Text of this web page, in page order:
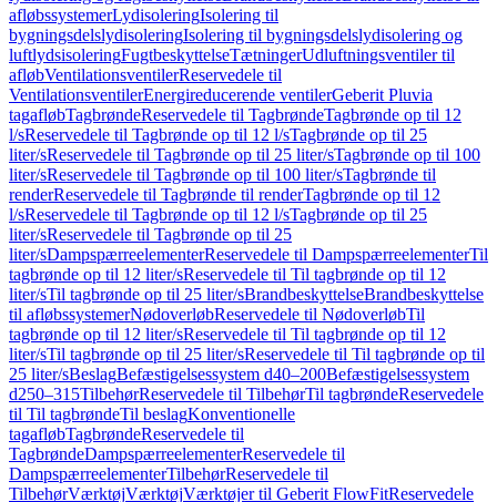
afløbssystemerLydisoleringIsolering til
bygningsdelslydisoleringIsolering til bygningsdelslydisolering og
luftlydsisoleringFugtbeskyttelseTætningerUdluftningsventiler til
afløbVentilationsventilerReservedele til
VentilationsventilerEnergireducerende ventilerGeberit Pluvia
tagafløbTagbrøndeReservedele til TagbrøndeTagbrønde op til 12
l/sReservedele til Tagbrønde op til 12 l/sTagbrønde op til 25
liter/sReservedele til Tagbrønde op til 25 liter/sTagbrønde op til 100
liter/sReservedele til Tagbrønde op til 100 liter/sTagbrønde til
renderReservedele til Tagbrønde til renderTagbrønde op til 12
l/sReservedele til Tagbrønde op til 12 l/sTagbrønde op til 25
liter/sReservedele til Tagbrønde op til 25
liter/sDampspærreelementerReservedele til DampspærreelementerTil
tagbrønde op til 12 liter/sReservedele til Til tagbrønde op til 12
liter/sTil tagbrønde op til 25 liter/sBrandbeskyttelseBrandbeskyttelse
til afløbssystemerNødoverløbReservedele til NødoverløbTil
tagbrønde op til 12 liter/sReservedele til Til tagbrønde op til 12
liter/sTil tagbrønde op til 25 liter/sReservedele til Til tagbrønde op til
25 liter/sBeslagBefæstigelsessystem d40–200Befæstigelsessystem
d250–315TilbehørReservedele til TilbehørTil tagbrøndeReservedele
til Til tagbrøndeTil beslagKonventionelle
tagafløbTagbrøndeReservedele til
TagbrøndeDampspærreelementerReservedele til
DampspærreelementerTilbehørReservedele til
TilbehørVærktøjVærktøjVærktøjer til Geberit FlowFitReservedele